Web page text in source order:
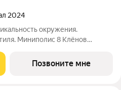
2024
окружения.
Миниполис 8 Клёнов
улиц и шумных
столицы не
Позвоните мне